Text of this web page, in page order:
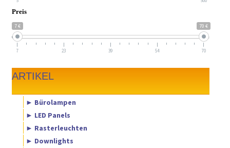
Preis
7 € 70 €
7 23 39 54 70
ARTIKEL
► Bürolampen
► LED Panels
► Rasterleuchten
► Downlights